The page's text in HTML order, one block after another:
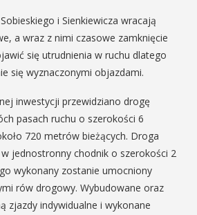
i Sienkiewicza wracają
a wraz z nimi czasowe zamknięcie
się utrudnienia w ruchu dlatego
się wyznaczonymi objazdami.
inwestycji przewidziano drogę
pasach ruchu o szerokości 6
720 metrów bieżących. Droga
jednostronny chodnik o szerokości 2
wykonany zostanie umocniony
rów drogowy. Wybudowane oraz
zjazdy indywidualne i wykonane